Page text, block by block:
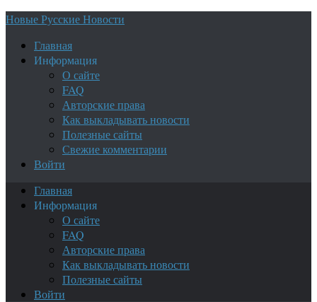
Новые Русские Новости
Главная
Информация
О сайте
FAQ
Авторские права
Как выкладывать новости
Полезные сайты
Свежие комментарии
Войти
Главная
Информация
О сайте
FAQ
Авторские права
Как выкладывать новости
Полезные сайты
Войти